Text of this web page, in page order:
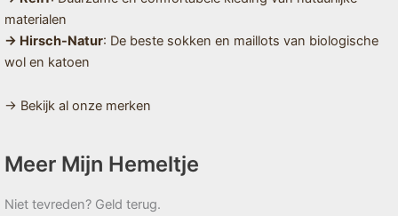
materialen
→ Hirsch-Natur: De beste sokken en maillots van biologische
wol en katoen
→ Bekijk al onze merken
Meer Mijn Hemeltje
Niet tevreden? Geld terug.